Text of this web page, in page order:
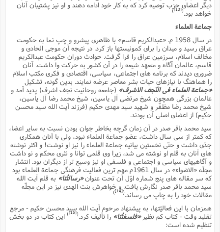
دیگر اعضاى حزب توصیه کرد که به کار خود ادامه دهند و او نیز پشتیبان آنان
خواهد بود.(
[13]
)
جماعة العلماء
در سال 1958 م. «عبدالکریم قاسم» با ظاهرى پیشرو و چپ نما به حکومت
عراق رسید و میدان را براى کمونیستها باز کرد. در نتیجه آن موجى الحادى و
مخالف اسلام، سرزمین عراق را فرا گرفت. حوادث دوران حکومت عبدالکریم
قاسم، عالمان آگاه و متعهد شیعه را در آن کشور به حرکت وا داشت. آنان
ضرورى دیدند که برنامه هاى اجتماعى، سیاسى، اقتصادى و فکرى مکتب اسلام
را هماهنگ با نیازهاى حیات بشر معاصر عرضه نمایند. بدین گونه، تشکیل
«جماعة العلماء فى النّجف الاشرف» (جامعه روحانیت نجف اشرف) پدید آمد و
عالمان بزرگى همچون شیخ مرتضى آل یاسین، شیخ محمد رضا آل یاسین،
شیخ محمد رضا مظفّر و شهید سید مهدى حکیم (فرزند آیت الله سید محسن
حکیم) از اعضاى اصلى آن بودند.
سید محمد باقر صدر در آن زمان گرچه بخاطر جوان بودن نسبت به سایر اعضا،
که کمتر از سى سال داشت، عضو جماعة العلماء نبود، ولى با آنان همکارى
جدّى داشت و حتّى نخستین بیانیه جماعة العلماء را نیز او نوشت! و اکثر نوشته
هاى آنان به قلم او نوشته مى شد، زیرا وى قلمى توانا و نثرى محکم و نو داشت
و آگاهیهاى سیاسى و اجتماعى و فلسفى او نیز وسیع تر از دیگران بود. انتشار
مجلّه «الاضواء» در سال 1961م مهم ترین فعالیت فرهنگى جماعة العلماء بود
که سر مقاله هاى پنج شماره اوّل آن تحت عنوان«رسالتُنا»به قلم آیت الله
سید محمد باقر صدر نگارش یافت. و خواهرش بنت الهدى نیز در این مجلّه
مقالات خود را به چاپ مى رساند. [14]
)
همزمان با این فعالیّتها، به پیشنهاد مرحوم آیت الله سید محسن حکیم - مرجع
تقلید وقت - کتاب کم نظیر «فلسفتُنا» را تألیف کرد. [15]
)این کتاب در دو بخش
تنظیم شده است: